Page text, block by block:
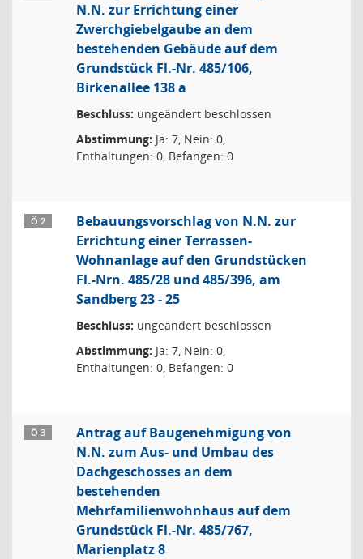
N.N. zur Errichtung einer
Zwerchgiebelgaube an dem
bestehenden Gebäude auf dem
Grundstück Fl.-Nr. 485/106,
Birkenallee 138 a
Beschluss: ungeändert beschlossen
Abstimmung: Ja: 7, Nein: 0,
Enthaltungen: 0, Befangen: 0
Ö 2
Bebauungsvorschlag von N.N. zur
Errichtung einer Terrassen-
Wohnanlage auf den Grundstücken
Fl.-Nrn. 485/28 und 485/396, am
Sandberg 23 - 25
Beschluss: ungeändert beschlossen
Abstimmung: Ja: 7, Nein: 0,
Enthaltungen: 0, Befangen: 0
Ö 3
Antrag auf Baugenehmigung von
N.N. zum Aus- und Umbau des
Dachgeschosses an dem
bestehenden
Mehrfamilienwohnhaus auf dem
Grundstück Fl.-Nr. 485/767,
Marienplatz 8